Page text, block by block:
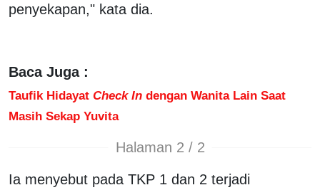
penyekapan," kata dia.
Baca Juga :
Taufik Hidayat Check In dengan Wanita Lain Saat
Masih Sekap Yuvita
Halaman 2 / 2
Ia menyebut pada TKP 1 dan 2 terjadi